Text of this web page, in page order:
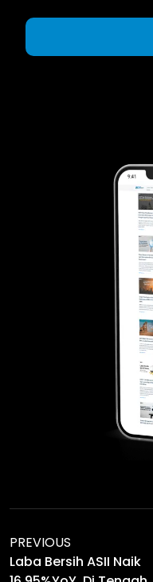
PREVIOUS
Laba Bersih ASII Naik